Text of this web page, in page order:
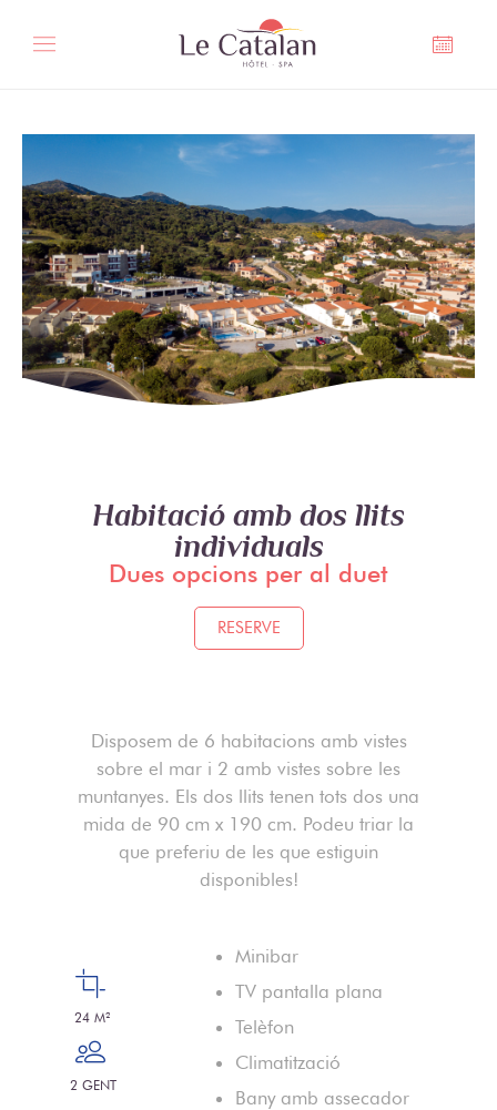
Habitació amb dos llits
individuals
Dues opcions per al duet
RESERVE
Disposem de 6 habitacions amb vistes
sobre el mar i 2 amb vistes sobre les
muntanyes. Els dos llits tenen tots dos una
mida de 90 cm x 190 cm. Podeu triar la
que preferiu de les que estiguin
disponibles!
24 M²
2 GENT
Minibar
TV pantalla plana
Telèfon
Climatització
Bany amb assecador